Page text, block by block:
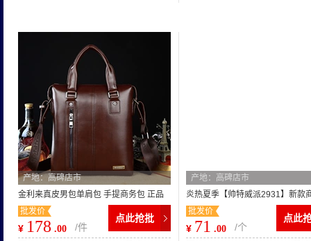
产地：高碑店市
金利来真皮男包单肩包 手提商务包 正品
头层牛皮电脑包竖款公文包
批发价
¥ 178 .00 /件
点此抢批
产地：高碑店市
炎热夏季【帅特威派2931】新款
男包原单潮流男包
批发价
¥ 71 .00 /个
点此